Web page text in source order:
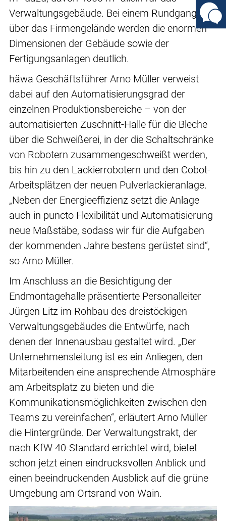
Verwaltungsgebäude. Bei einem Rundgang
über das Firmengelände werden die enormen
Dimensionen der Gebäude sowie der
Fertigungsanlagen deutlich.
häwa Geschäftsführer Arno Müller verweist
dabei auf den Automatisierungsgrad der
einzelnen Produktionsbereiche – von der
automatisierten Zuschnitt-Halle für die Bleche
über die Schweißerei, in der die Schaltschränke
von Robotern zusammengeschweißt werden,
bis hin zu den Lackierrobotern und den Cobot-
Arbeitsplätzen der neuen Pulverlackieranlage.
„Neben der Energieeffizienz setzt die Anlage
auch in puncto Flexibilität und Automatisierung
neue Maßstäbe, sodass wir für die Aufgaben
der kommenden Jahre bestens gerüstet sind“,
so Arno Müller.
Im Anschluss an die Besichtigung der
Endmontagehalle präsentierte Personalleiter
Jürgen Litz im Rohbau des dreistöckigen
Verwaltungsgebäudes die Entwürfe, nach
denen der Innenausbau gestaltet wird. „Der
Unternehmensleitung ist es ein Anliegen, den
Mitarbeitenden eine ansprechende Atmosphäre
am Arbeitsplatz zu bieten und die
Kommunikationsmöglichkeiten zwischen den
Teams zu vereinfachen“, erläutert Arno Müller
die Hintergründe. Der Verwaltungstrakt, der
nach KfW 40-Standard errichtet wird, bietet
schon jetzt einen eindrucksvollen Anblick und
einen beeindruckenden Ausblick auf die grüne
Umgebung am Ortsrand von Wain.